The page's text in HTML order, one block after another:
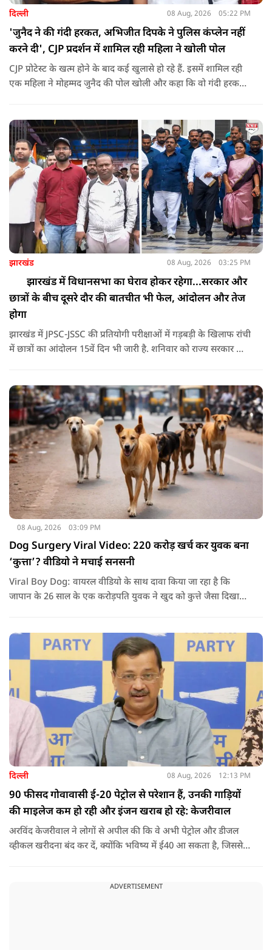
दिल्ली 08 Aug, 2026 05:22 PM
'जुनैद ने की गंदी हरकत, अभिजीत दिपके ने पुलिस कंप्लेन नहीं
करने दी', CJP प्रदर्शन में शामिल रही महिला ने खोली पोल
CJP प्रोटेस्ट के खत्म होने के बाद कई खुलासे हो रहे हैं. इसमें शामिल रही
एक महिला ने मोहम्मद जुनैद की पोल खोली और कहा कि वो गंदी हरकतें
दिया.
झारखंड 08 Aug, 2026 03:25 PM
झारखंड में विधानसभा का घेराव होकर रहेगा...सरकार और
छात्रों के बीच दूसरे दौर की बातचीत भी फेल, आंदोलन और तेज
होगा
झारखंड में JPSC-JSSC की प्रतियोगी परीक्षाओं में गड़बड़ी के खिलाफ रांची
में छात्रों का आंदोलन 15वें दिन भी जारी है. शनिवार को राज्य सरकार और
08 Aug, 2026 03:09 PM
Dog Surgery Viral Video: 220 करोड़ खर्च कर युवक बना
‘कुत्ता’? वीडियो ने मचाई सनसनी
Viral Boy Dog: वायरल वीडियो के साथ दावा किया जा रहा है कि
जापान के 26 साल के एक करोड़पति युवक ने खुद को कुत्ते जैसा दिखाने
करवाईं और अब वह कुत्ते की तरह दिखने, चलने और रहने की कोशिश
करता है.
दिल्ली 08 Aug, 2026 12:13 PM
90 फीसद गोवावासी ई-20 पेट्रोल से परेशान हैं, उनकी गाड़ियों
की माइलेज कम हो रही और इंजन खराब हो रहे: केजरीवाल
अरविंद केजरीवाल ने लोगों से अपील की कि वे अभी पेट्रोल और डीजल
व्हीकल खरीदना बंद कर दें, क्योंकि भविष्य में ई40 आ सकता है, जिससे
ADVERTISEMENT